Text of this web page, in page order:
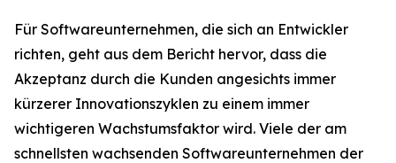
Für Softwareunternehmen, die sich an Entwickler
richten, geht aus dem Bericht hervor, dass die
Akzeptanz durch die Kunden angesichts immer
kürzerer Innovationszyklen zu einem immer
wichtigeren Wachstumsfaktor wird. Viele der am
schnellsten wachsenden Softwareunternehmen der